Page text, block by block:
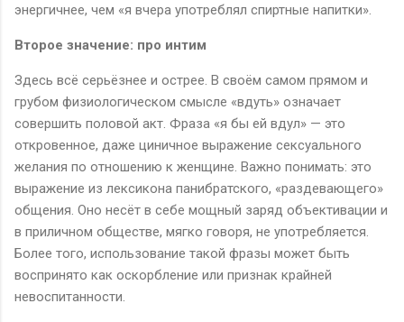
энергичнее, чем «я вчера употреблял спиртные напитки».
Второе значение: про интим
Здесь всё серьёзнее и острее. В своём самом прямом и
грубом физиологическом смысле «вдуть» означает
совершить половой акт. Фраза «я бы ей вдул» — это
откровенное, даже циничное выражение сексуального
желания по отношению к женщине. Важно понимать: это
выражение из лексикона панибратского, «раздевающего»
общения. Оно несёт в себе мощный заряд объективации и
в приличном обществе, мягко говоря, не употребляется.
Более того, использование такой фразы может быть
воспринято как оскорбление или признак крайней
невоспитанности.